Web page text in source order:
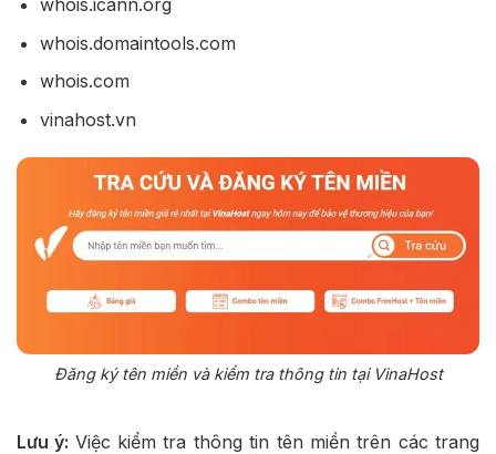
whois.icann.org
whois.domaintools.com
whois.com
vinahost.vn
Đăng ký tên miền và kiểm tra thông tin tại VinaHost
Lưu ý: Việc kiểm tra thông tin tên miền trên các trang